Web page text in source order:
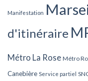
Manifestation
d'itinéraire
Métro La Rose Métro
Canebière Service partiel